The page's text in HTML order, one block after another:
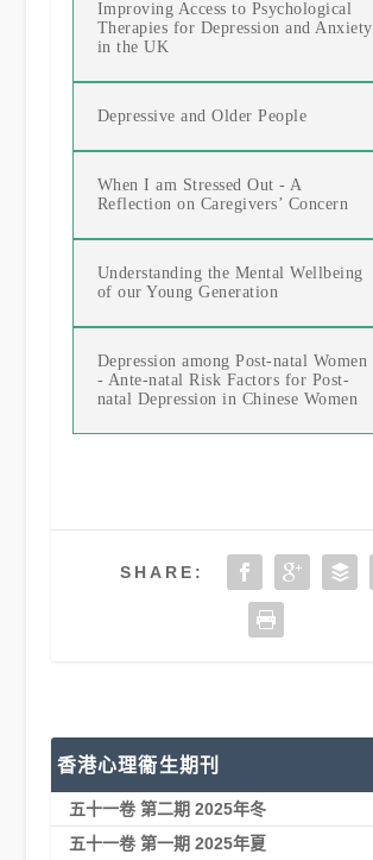
Improving Access to Psychological
Therapies for Depression and Anxiety
in the UK
Depressive and Older People
When I am Stressed Out - A
Reflection on Caregivers’ Concern
Understanding the Mental Wellbeing
of our Young Generation
Depression among Post-natal Women
- Ante-natal Risk Factors for Post-
natal Depression in Chinese Women
SHARE:
香港心理衞生期刊
五十一卷 第二期 2025年冬
五十一卷 第一期 2025年夏